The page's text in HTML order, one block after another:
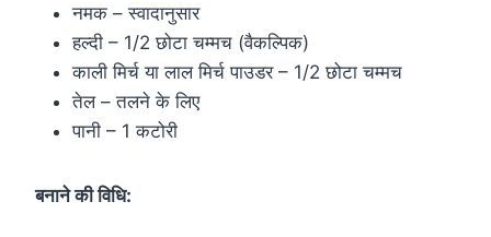
नमक – स्वादानुसार
हल्दी – 1/2 छोटा चम्मच (वैकल्पिक)
काली मिर्च या लाल मिर्च पाउडर – 1/2 छोटा चम्मच
तेल – तलने के लिए
पानी – 1 कटोरी
बनाने की विधि: